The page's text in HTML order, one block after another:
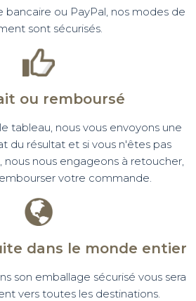
bancaire ou PayPal, nos modes de
sont sécurisés.
ou remboursé
tableau, nous vous envoyons une
du résultat et si vous n'êtes pas
nous engageons à retoucher,
votre commande.
dans le monde entier
son emballage sécurisé vous sera
vers toutes les destinations.